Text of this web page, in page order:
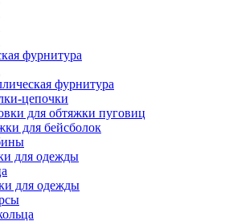
фурнитура
фурнитура
цепочки
для обтяжки пуговиц
для бейсболок
для одежды
для одежды